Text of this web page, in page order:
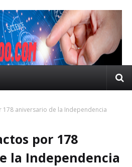
178 aniversario de la Independencia
por 178
la Independencia